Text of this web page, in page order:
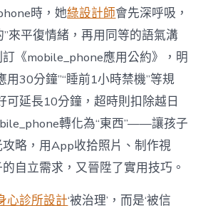
時，她綠設計師會先深呼吸，
來平復情緒，再用同等的語氣溝
《mobile_phone應用公約》，明
用30分鐘”“睡前1小時禁機”等規
可延長10分鐘，超時則扣除越日
轉化為“東西”——讓孩子
略，用App收拾照片、制作視
自立需求，又晉陞了實用技巧。
心診所設計‘被治理’，而是‘被信